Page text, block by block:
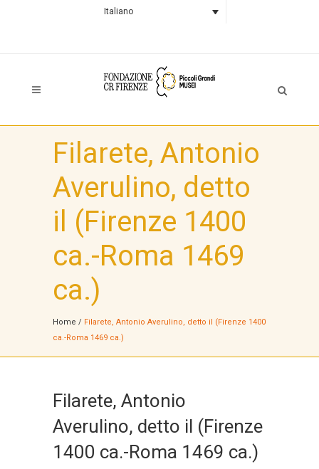
Italiano
Filarete, Antonio
Averulino, detto
il (Firenze 1400
ca.-Roma 1469
ca.)
Home / Filarete, Antonio Averulino, detto il (Firenze 1400
ca.-Roma 1469 ca.)
Filarete, Antonio
Averulino, detto il (Firenze
1400 ca.-Roma 1469 ca.)